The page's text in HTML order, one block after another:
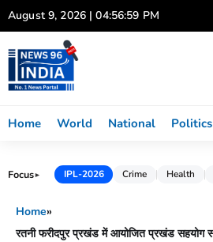
Skip
to
content
August 9, 2026 | 04:57:00 PM
Home World National Politics
Focus► IPL-2026 Crime Health
Home»
रतनी फरीदपुर प्रखंड में आयोजित प्रखंड सहयोग